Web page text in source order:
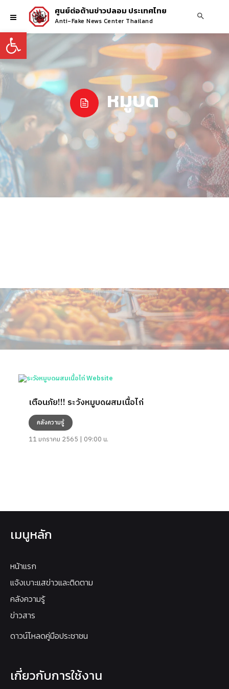
Open toolbar
ศูนย์ต่อต้านข่าวปลอม ประเทศไทย
Anti-Fake News Center Thailand
หมูบด
เตือนภัย!!! ระวังหมูบดผสมเนื้อไก่
คลังความรู้
11 มกราคม 2565 | 09:00 น.
เมนูหลัก
หน้าแรก
แจ้งเบาะแสข่าวและติดตาม
คลังความรู้
ข่าวสาร
ดาวน์โหลดคู่มือประชาชน
เกี่ยวกับการใช้งาน